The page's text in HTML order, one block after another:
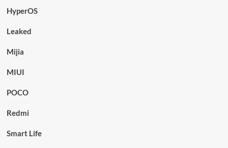
HyperOS
Leaked
Mijia
MIUI
POCO
Redmi
Smart Life